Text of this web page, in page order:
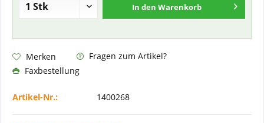
In den Warenkorb
Merken
Fragen zum Artikel?
Faxbestellung
Artikel-Nr.: 1400268